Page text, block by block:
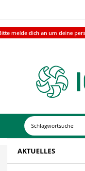
melde dich an um deine
AKTUELLES